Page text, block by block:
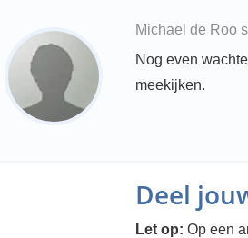
Michael de Roo
Nog even
meekijken.
Deel
Let op: Op een